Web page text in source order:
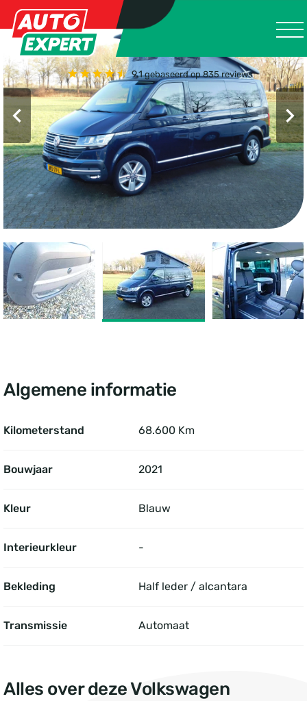
9.1gebaseerd op 835 reviews
Algemene informatie
Kilometerstand 68.600 Km
Bouwjaar 2021
Kleur Blauw
Interieurkleur -
Bekleding Half leder / alcantara
Transmissie Automaat
Alles over deze Volkswagen